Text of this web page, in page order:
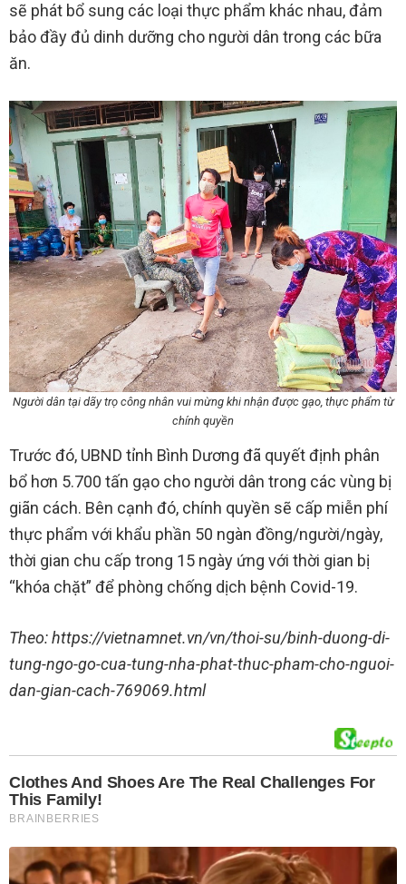
sẽ phát bổ sung các loại thực phẩm khác nhau, đảm
bảo đầy đủ dinh dưỡng cho người dân trong các bữa
ăn.
Người dân tại dãy trọ công nhân vui mừng khi nhận được gạo, thực phẩm từ
chính quyền
Trước đó, UBND tỉnh Bình Dương đã quyết định phân
bổ hơn 5.700 tấn gạo cho người dân trong các vùng bị
giãn cách. Bên cạnh đó, chính quyền sẽ cấp miễn phí
thực phẩm với khẩu phần 50 ngàn đồng/người/ngày,
thời gian chu cấp trong 15 ngày ứng với thời gian bị
“khóa chặt” để phòng chống dịch bệnh Covid-19.
Theo: https://vietnamnet.vn/vn/thoi-su/binh-duong-di-
tung-ngo-go-cua-tung-nha-phat-thuc-pham-cho-nguoi-
dan-gian-cach-769069.html